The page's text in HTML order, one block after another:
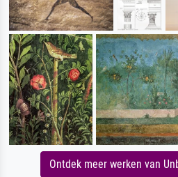
Ontdek meer werken van